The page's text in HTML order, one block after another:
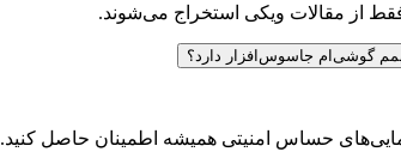
از مقالات ویکی استخراج می‌شوند.
گوشی‌ام جاسوس‌افزار دارد؟
حساس امنیتی همیشه اطمینان حاصل کنید.